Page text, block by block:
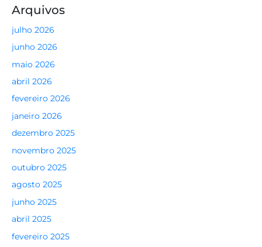
Arquivos
julho 2026
junho 2026
maio 2026
abril 2026
fevereiro 2026
janeiro 2026
dezembro 2025
novembro 2025
outubro 2025
agosto 2025
junho 2025
abril 2025
fevereiro 2025